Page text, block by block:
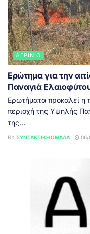
ΑΓΡΊΝΙΟ
Ερώτημα για την
Παναγιά
Ερωτήματα προκαλεί η
περιοχή της Υψηλής
της...
BY ΣΥΝΤΑΚΤΙΚΉ ΟΜΆΔΑ 06/